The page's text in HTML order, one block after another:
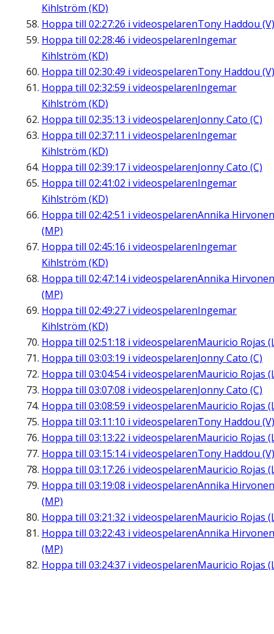
Kihlström (KD)
Hoppa till 02:27:26 i videospelarenTony Haddou (V)
Hoppa till 02:28:46 i videospelarenIngemar
Kihlström (KD)
Hoppa till 02:30:49 i videospelarenTony Haddou (V)
Hoppa till 02:32:59 i videospelarenIngemar
Kihlström (KD)
Hoppa till 02:35:13 i videospelarenJonny Cato (C)
Hoppa till 02:37:11 i videospelarenIngemar
Kihlström (KD)
Hoppa till 02:39:17 i videospelarenJonny Cato (C)
Hoppa till 02:41:02 i videospelarenIngemar
Kihlström (KD)
Hoppa till 02:42:51 i videospelarenAnnika Hirvonen
(MP)
Hoppa till 02:45:16 i videospelarenIngemar
Kihlström (KD)
Hoppa till 02:47:14i videospelarenAnnika Hirvonen
(MP)
Hoppa till 02:49:27 i videospelarenIngemar
Kihlström (KD)
Hoppa till 02:51:18 i videospelarenMauricio Rojas
Hoppa till 03:03:19 i videospelarenJonny Cato (C)
Hoppa till 03:04:54i videospelarenMauricio Rojas
Hoppa till 03:07:08 i videospelarenJonny Cato (C)
Hoppa till 03:08:59 i videospelarenMauricio Rojas
Hoppa till 03:11:10 i videospelarenTony Haddou (V)
Hoppa till 03:13:22 i videospelarenMauricio Rojas
Hoppa till 03:15:14i videospelarenTony Haddou (V)
Hoppa till 03:17:26 i videospelarenMauricio Rojas
Hoppa till 03:19:08 i videospelarenAnnika Hirvonen
(MP)
Hoppa till 03:21:32 i videospelarenMauricio Rojas
Hoppa till 03:22:43 i videospelarenAnnika Hirvonen
(MP)
Hoppa till 03:24:37 i videospelarenMauricio Rojas